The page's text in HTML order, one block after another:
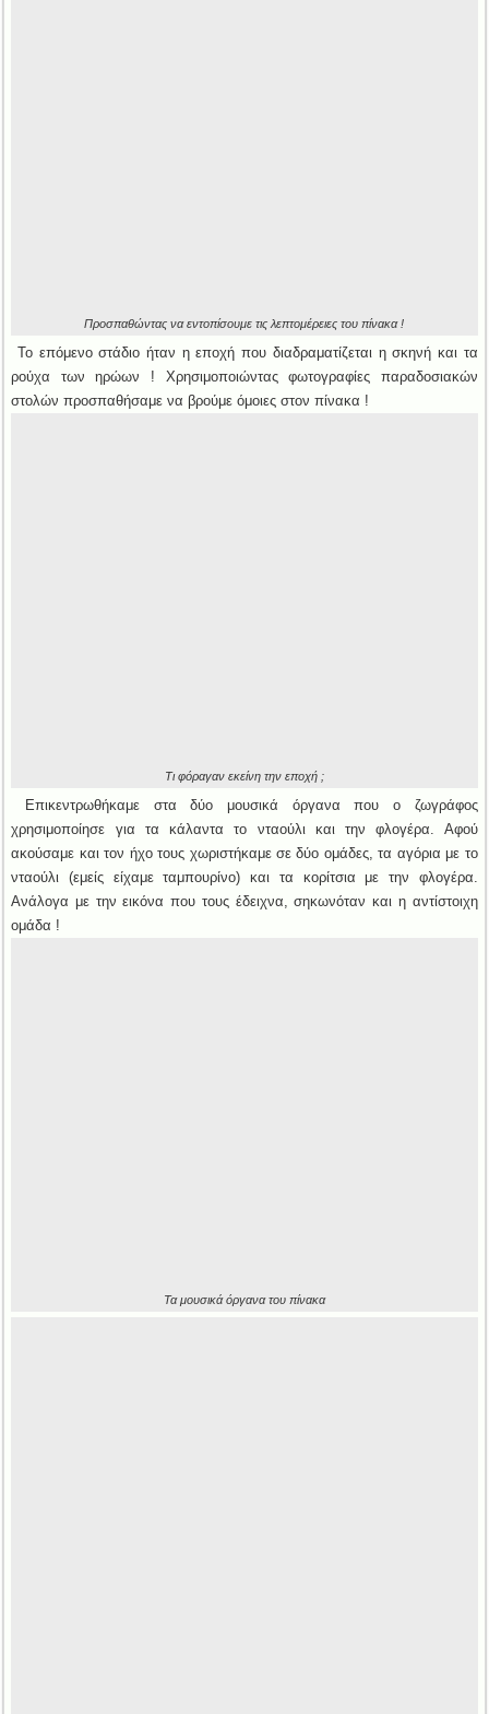
Προσπαθώντας να εντοπίσουμε τις λεπτομέρειες του πίνακα !
Το επόμενο στάδιο ήταν η εποχή που διαδραματίζεται η σκηνή και τα
ρούχα των ηρώων ! Χρησιμοποιώντας φωτογραφίες παραδοσιακών
στολών προσπαθήσαμε να βρούμε όμοιες στον πίνακα !
Τι φόραγαν εκείνη την εποχή ;
Επικεντρωθήκαμε στα δύο μουσικά όργανα που ο ζωγράφος
χρησιμοποίησε για τα κάλαντα το νταούλι και την φλογέρα. Αφού
ακούσαμε και τον ήχο τους χωριστήκαμε σε δύο ομάδες, τα αγόρια με το
νταούλι (εμείς είχαμε ταμπουρίνο) και τα κορίτσια με την φλογέρα.
Ανάλογα με την εικόνα που τους έδειχνα, σηκωνόταν και η αντίστοιχη
ομάδα !
Τα μουσικά όργανα του πίνακα